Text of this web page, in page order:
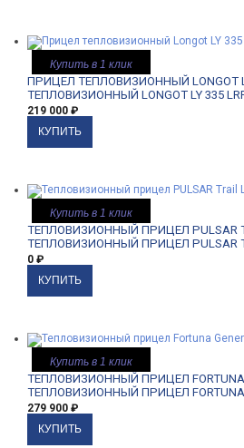
Купить в 1 клик
ПРИЦЕЛ ТЕПЛОВИЗИОННЫЙ LONGOT
ТЕПЛОВИЗИОННЫЙ LONGOT LY 335
219 000 ₽
Купить в 1 клик
​ТЕПЛОВИЗИОННЫЙ ПРИЦЕЛ PULSAR
ТЕПЛОВИЗИОННЫЙ ПРИЦЕЛ PULSAR
0 ₽
Купить в 1 клик
ТЕПЛОВИЗИОННЫЙ ПРИЦЕЛ FORTUNA
ТЕПЛОВИЗИОННЫЙ ПРИЦЕЛ FORTUNA
279 900 ₽